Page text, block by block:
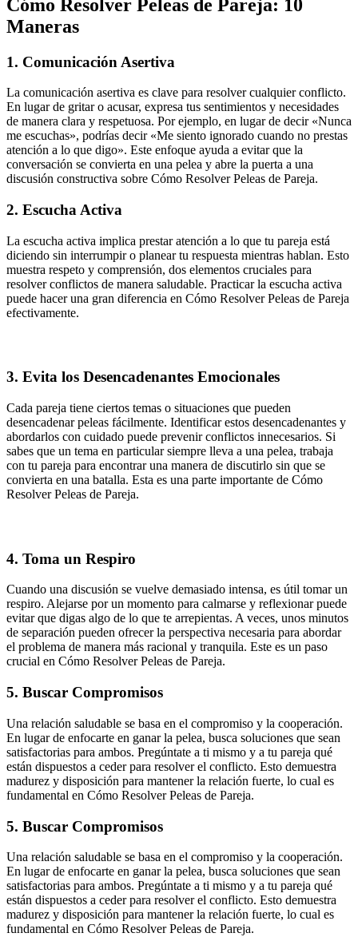
Cómo Resolver Peleas de Pareja: 10
Maneras
1. Comunicación Asertiva
La comunicación asertiva es clave para resolver cualquier conflicto.
En lugar de gritar o acusar, expresa tus sentimientos y necesidades
de manera clara y respetuosa. Por ejemplo, en lugar de decir «Nunca
me escuchas», podrías decir «Me siento ignorado cuando no prestas
atención a lo que digo». Este enfoque ayuda a evitar que la
conversación se convierta en una pelea y abre la puerta a una
discusión constructiva sobre Cómo Resolver Peleas de Pareja.
2. Escucha Activa
La escucha activa implica prestar atención a lo que tu pareja está
diciendo sin interrumpir o planear tu respuesta mientras hablan. Esto
muestra respeto y comprensión, dos elementos cruciales para
resolver conflictos de manera saludable. Practicar la escucha activa
puede hacer una gran diferencia en Cómo Resolver Peleas de Pareja
efectivamente.
3. Evita los Desencadenantes Emocionales
Cada pareja tiene ciertos temas o situaciones que pueden
desencadenar peleas fácilmente. Identificar estos desencadenantes y
abordarlos con cuidado puede prevenir conflictos innecesarios. Si
sabes que un tema en particular siempre lleva a una pelea, trabaja
con tu pareja para encontrar una manera de discutirlo sin que se
convierta en una batalla. Esta es una parte importante de Cómo
Resolver Peleas de Pareja.
4. Toma un Respiro
Cuando una discusión se vuelve demasiado intensa, es útil tomar un
respiro. Alejarse por un momento para calmarse y reflexionar puede
evitar que digas algo de lo que te arrepientas. A veces, unos minutos
de separación pueden ofrecer la perspectiva necesaria para abordar
el problema de manera más racional y tranquila. Este es un paso
crucial en Cómo Resolver Peleas de Pareja.
5. Buscar Compromisos
Una relación saludable se basa en el compromiso y la cooperación.
En lugar de enfocarte en ganar la pelea, busca soluciones que sean
satisfactorias para ambos. Pregúntate a ti mismo y a tu pareja qué
están dispuestos a ceder para resolver el conflicto. Esto demuestra
madurez y disposición para mantener la relación fuerte, lo cual es
fundamental en Cómo Resolver Peleas de Pareja.
5. Buscar Compromisos
Una relación saludable se basa en el compromiso y la cooperación.
En lugar de enfocarte en ganar la pelea, busca soluciones que sean
satisfactorias para ambos. Pregúntate a ti mismo y a tu pareja qué
están dispuestos a ceder para resolver el conflicto. Esto demuestra
madurez y disposición para mantener la relación fuerte, lo cual es
fundamental en Cómo Resolver Peleas de Pareja.